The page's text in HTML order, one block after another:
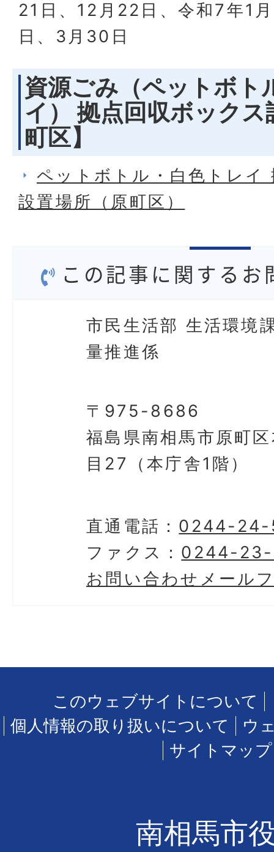
21日、12月22日、令和7年1
日、3月30日
資源ごみ（ペットボト
イ） 拠点回収ボックス
町区】
ペットボトル・白色トレイ
設置場所（原町区）
この記事に関するお
市民生活部 生活環境
量推進係
〒975-8686
福島県南相馬市原町
目27（本庁舎1階）
直通電話： 0244-24-
ファクス： 0244-
お問い合わせメール
このウェブサイトについて
個人情報の取り扱いについて
ウ
サイトマップ
南相馬市